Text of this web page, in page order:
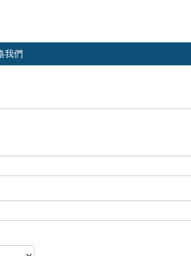
我們